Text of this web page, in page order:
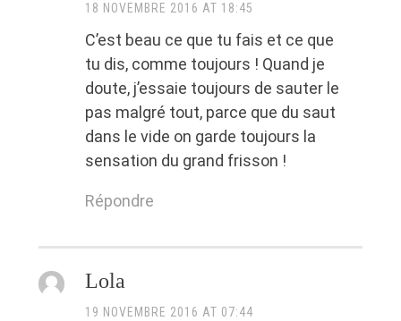
18 NOVEMBRE 2016 AT 18:45
C’est beau ce que tu fais et ce que
tu dis, comme toujours ! Quand je
doute, j’essaie toujours de sauter le
pas malgré tout, parce que du saut
dans le vide on garde toujours la
sensation du grand frisson !
Répondre
Lola
19 NOVEMBRE 2016 AT 07:44